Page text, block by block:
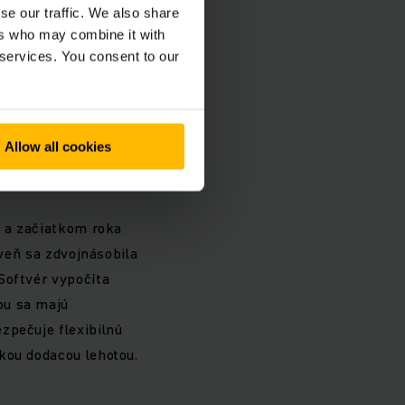
our traffic. We also share
who may combine it with
You consent to our
Allow all cookies
nielen týchto
dosahuje
začiatkom roka
sa zdvojnásobila
vypočíta
sa majú
flexibilnú
dodacou lehotou.